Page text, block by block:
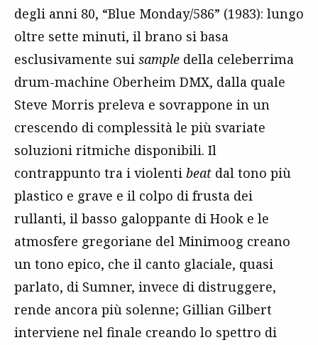
degli anni 80, “Blue Monday/586” (1983): lungo
oltre sette minuti, il brano si basa
esclusivamente sui sample della celeberrima
drum-machine Oberheim DMX, dalla quale
Steve Morris preleva e sovrappone in un
crescendo di complessità le più svariate
soluzioni ritmiche disponibili. Il
contrappunto tra i violenti beat dal tono più
plastico e grave e il colpo di frusta dei
rullanti, il basso galoppante di Hook e le
atmosfere gregoriane del Minimoog creano
un tono epico, che il canto glaciale, quasi
parlato, di Sumner, invece di distruggere,
rende ancora più solenne; Gillian Gilbert
interviene nel finale creando lo spettro di